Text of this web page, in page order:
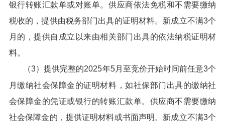
银行转账汇款单或对账单。供应商依法免税和不需要缴纳
税收的，提供由税务部门出具的证明材料。新成立不满3个
月的，提供自成立以来由相关部门出具的依法纳税证明材
料。
（3）提供完整的2025年5月至竞价开始时间前任意3个
月缴纳社会保障金的证明材料，如社保部门出具的缴纳社
会保障金的凭证或银行的转账汇款单。供应商不需要缴纳
社会保障金的，提供证明材料或书面声明。新成立不满3个